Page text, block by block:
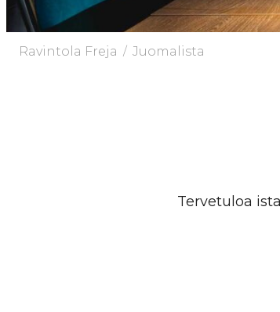
Ravintola Freja / Juomalista
Tervetuloa